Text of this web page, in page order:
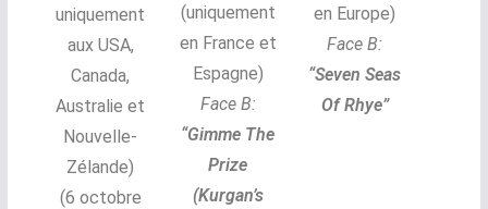
uniquement
aux USA,
Canada,
Australie et
Nouvelle-
Zélande)
(6 octobre
(uniquement
en France et
Espagne)
Face B:
“Gimme The
Prize
(Kurgan’s
en Europe)
Face B:
“Seven Seas
Of Rhye”